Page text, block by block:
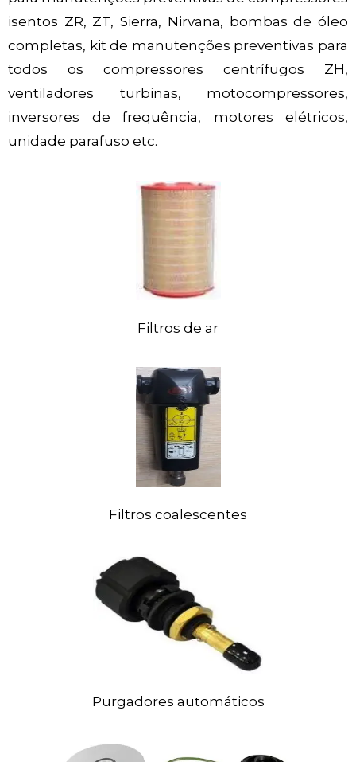
isentos ZR, ZT, Sierra, Nirvana, bombas de óleo
completas, kit de manutenções preventivas para
todos os compressores centrífugos ZH,
ventiladores turbinas, motocompressores,
inversores de frequência, motores elétricos,
unidade parafuso etc.
Filtros de ar
Filtros coalescentes
Purgadores automáticos